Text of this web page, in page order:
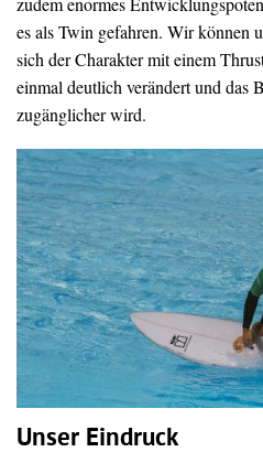
es als Twin gefahren. Wir können
sich der Charakter mit einem
einmal deutlich verändert und das
zugänglicher wird.
Unser Eindruck